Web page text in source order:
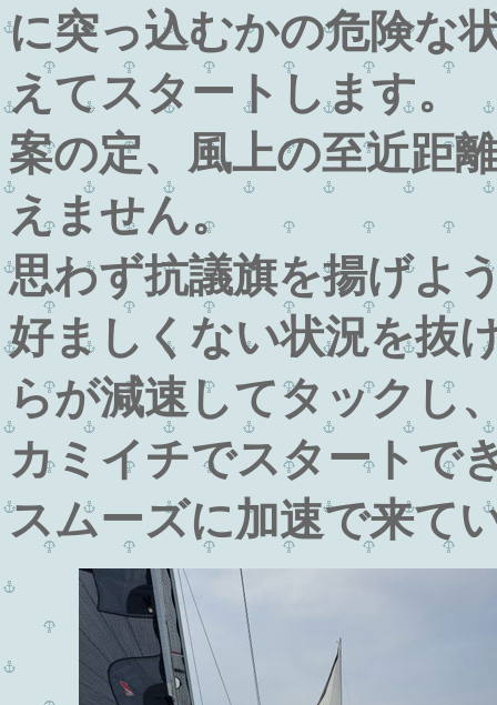
に突っ込むかの危険な
えてスタートします。
案の定、風上の至近距
えません。
思わず抗議旗を揚げよ
好ましくない状況を抜
らが減速してタックし
カミイチでスタートで
スムーズに加速で来て